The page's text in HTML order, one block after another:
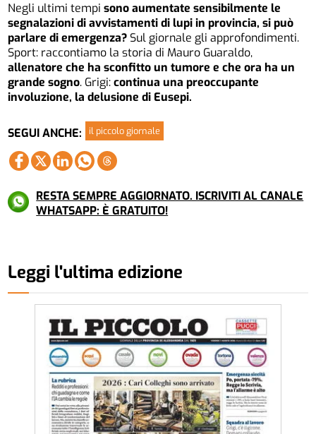
Negli ultimi tempisono aumentate sensibilmente le
segnalazioni di avvistamenti di lupi in provincia, si può
parlare di emergenza? Sul giornale gli approfondimenti.
Sport: raccontiamo la storia di Mauro Guaraldo,
allenatore che ha sconfitto un tumore e che ora ha un
grande sogno. Grigi:continua una preoccupante
involuzione, la delusione di Eusepi.
SEGUI ANCHE: il piccolo giornale
RESTA SEMPRE AGGIORNATO. ISCRIVITI AL CANALE
WHATSAPP: È GRATUITO!
Leggi l'ultima edizione